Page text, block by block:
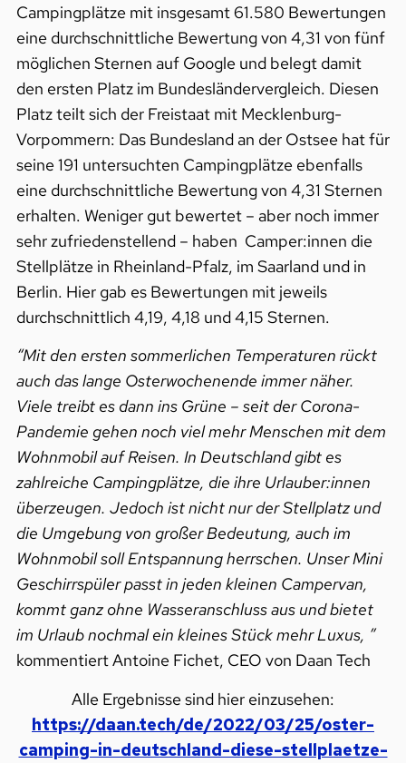
Campingplätze mit insgesamt 61.580 Bewertungen
eine durchschnittliche Bewertung von 4,31 von fünf
möglichen Sternen auf Google und belegt damit
den ersten Platz im Bundesländervergleich. Diesen
Platz teilt sich der Freistaat mit Mecklenburg-
Vorpommern: Das Bundesland an der Ostsee hat für
seine 191 untersuchten Campingplätze ebenfalls
eine durchschnittliche Bewertung von 4,31 Sternen
erhalten. Weniger gut bewertet – aber noch immer
sehr zufriedenstellend – haben Camper:innen die
Stellplätze in Rheinland-Pfalz, im Saarland und in
Berlin. Hier gab es Bewertungen mit jeweils
durchschnittlich 4,19, 4,18 und 4,15 Sternen.
“Mit den ersten sommerlichen Temperaturen rückt
auch das lange Osterwochenende immer näher.
Viele treibt es dann ins Grüne – seit der Corona-
Pandemie gehen noch viel mehr Menschen mit dem
Wohnmobil auf Reisen. In Deutschland gibt es
zahlreiche Campingplätze, die ihre Urlauber:innen
überzeugen. Jedoch ist nicht nur der Stellplatz und
die Umgebung von großer Bedeutung, auch im
Wohnmobil soll Entspannung herrschen. Unser Mini
Geschirrspüler passt in jeden kleinen Campervan,
kommt ganz ohne Wasseranschluss aus und bietet
im Urlaub nochmal ein kleines Stück mehr Luxus, ”
kommentiert Antoine Fichet, CEO von Daan Tech
Alle Ergebnisse sind hier einzusehen:
https://daan.tech/de/2022/03/25/oster-
camping-in-deutschland-diese-stellplaetze-